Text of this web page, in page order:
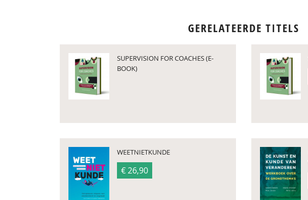
GERELATEERDE TITELS
SUPERVISION FOR COACHES (E-
BOOK)
WEETNIETKUNDE
€ 26,90